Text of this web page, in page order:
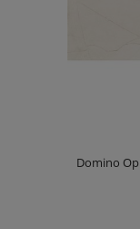
Domino